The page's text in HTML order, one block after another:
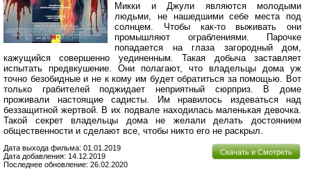
Микки и Джули являются молодыми
людьми, не нашедшими себе места под
солнцем. Чтобы как-то выживать они
промышляют ограблениями. Парочке
попадается на глаза загородный дом,
кажущийся совершенно уединенным. Такая добыча заставляет
испытать предвкушение. Они полагают, что владельцы дома уж
точно безобидные и не к кому им будет обратиться за помощью. Вот
только грабителей поджидает неприятный сюрприз. В доме
проживали настоящие садисты. Им нравилось издеваться над
беззащитной жертвой. В их подвале находилась маленькая девочка.
Такой секрет владельцы дома не желали делать достоянием
общественности и сделают все, чтобы никто его не раскрыл.
Скачать и Смотреть
Дата выхода фильма: 01.01.2019
Дата добавления: 14.12.2019
Последнее обновление: 26.02.2020